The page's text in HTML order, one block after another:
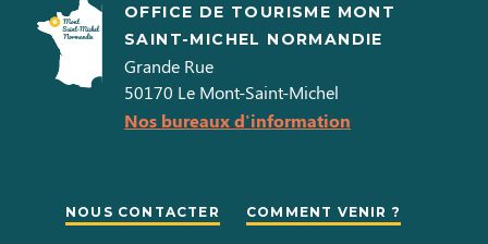
OFFICE DE TOURISME MONT
SAINT-MICHEL NORMANDIE
Grande Rue
50170 Le Mont-Saint-Michel
Nos bureaux d'information
NOUS CONTACTER COMMENT VENIR ?